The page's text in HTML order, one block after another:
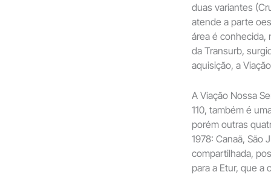
duas variantes
atende a parte
área é conhecida,
da Transurb,
aquisição, a
A Viação Nossa
110, também é
porém outras
1978: Canaã, São
compartilhada,
para a Etur, que a